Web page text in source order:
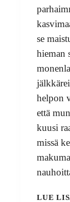
se
hieman
helpon
että
kuusi
missä
LUE